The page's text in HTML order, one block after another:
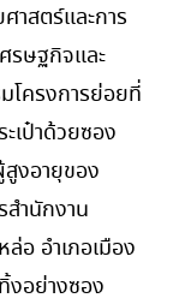
สตร์และการ
รษฐกิจและ
โครงการย่อยที่
ป๋าด้วยซอง
งอายุของ
สำนักงาน
อ อำเภอเมือง
งอย่างซอง